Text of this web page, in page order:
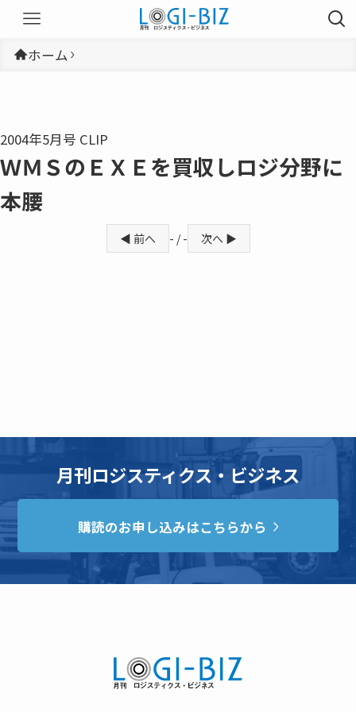
ホーム
2004年5月号 CLIP
ＷＭＳのＥＸＥを買収しロジ分野に
本腰
◀ 前へ - / - 次へ ▶
月刊ロジスティクス・ビジネス
購読のお申し込みはこちらから